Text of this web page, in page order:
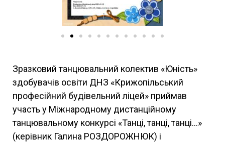
Зразковий танцювальний колектив «Юність»
здобувачів освіти ДНЗ «Крижопільський
професійний будівельний ліцей» приймав
участь у Міжнародному дистанційному
танцювальному конкурсі «Танці, танці, танці…»
(керівник Галина РОЗДОРОЖНЮК) і